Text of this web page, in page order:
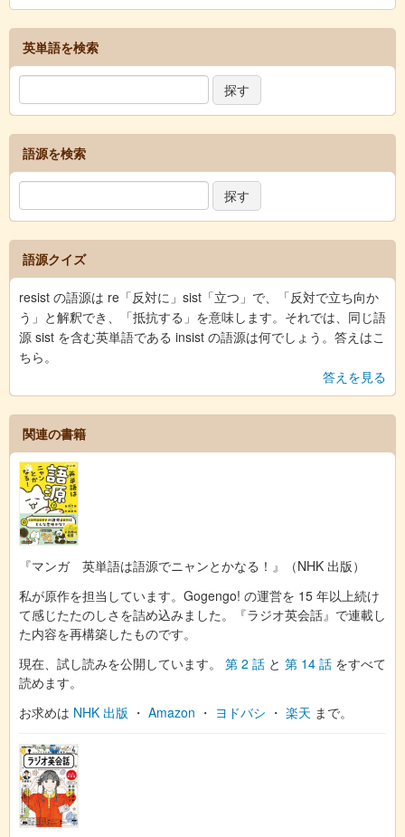
英単語を検索
語源を検索
語源クイズ
resist の語源は re「反対に」sist「立つ」で、「反対で立ち向か
う」と解釈でき、「抵抗する」を意味します。それでは、同じ語
源 sist を含む英単語である insist の語源は何でしょう。答えはこ
ちら。
答えを見る
関連の書籍
『マンガ 英単語は語源でニャンとかなる！』（NHK 出版）
私が原作を担当しています。Gogengo! の運営を 15 年以上続け
て感じたたのしさを詰め込みました。『ラジオ英会話』で連載し
た内容を再構築したものです。
現在、試し読みを公開しています。 第 2 話 と 第 14 話 をすべて
読めます。
お求めは NHK 出版 ・ Amazon ・ ヨドバシ ・ 楽天 まで。